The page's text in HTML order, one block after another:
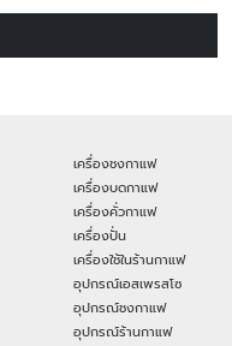
เครื่องชงกาแฟ
เครื่องบดกาแฟ
เครื่องคั่วกาแฟ
เครื่องปั่น
เครื่องใช้ในร้านกาแฟ
อุปกรณ์เอสเพรสโซ
อุปกรณ์ชงกาแฟ
อุปกรณ์ร้านกาแฟ